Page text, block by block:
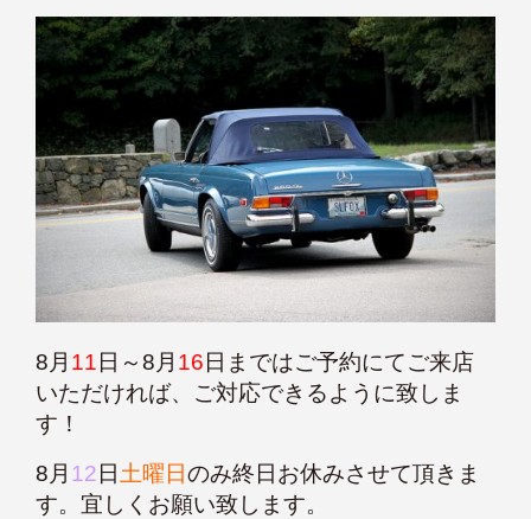
8月 11 日～8月 16 日まではご予約にてご来店
いただければ、ご対応できるように致しま
す！
8月 12 日土曜日のみ終日お休みさせて頂きま
す。宜しくお願い致します。